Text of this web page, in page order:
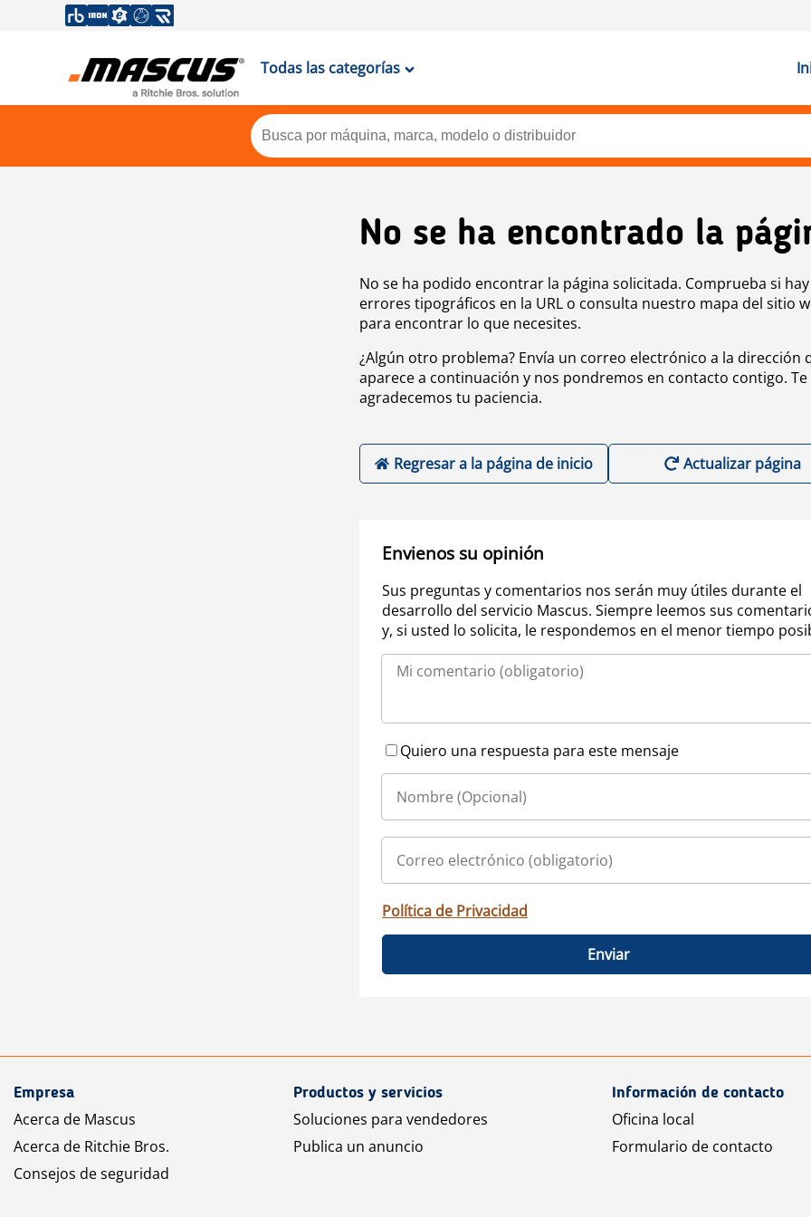
Todas las categorías
No se ha encontrado la
No se ha podido encontrar la página solicitada. Comprueba si hay
errores tipográficos en la URL o consulta nuestro mapa del sitio
para encontrar lo que necesites.
¿Algún otro problema? Envía un correo electrónico a la dirección
aparece a continuación y nos pondremos en contacto contigo. Te
agradecemos tu paciencia.
Regresar a la página de inicio Actualizar página
Envienos su opinión
Sus preguntas y comentarios nos serán muy útiles durante el
desarrollo del servicio Mascus. Siempre leemos sus
y, si usted lo solicita, le respondemos en el menor tiempo
Quiero una respuesta para este mensaje
Política de Privacidad
Enviar
Empresa
Acerca de Mascus
Acerca de Ritchie Bros.
Consejos de seguridad
Productos y servicios
Soluciones para vendedores
Publica un anuncio
Información de contacto
Oficina local
Formulario de contacto